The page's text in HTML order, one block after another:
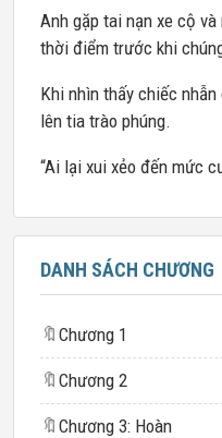
Anh gặp tai nạn xe cộ
thời điểm trước khi
Khi nhìn thấy chiếc
lên tia trào phúng.
“Ai lại xui xẻo đến mức
DANH SÁCH CHƯƠNG
🔖 Chương 1
🔖 Chương 2
🔖 Chương 3: Hoàn